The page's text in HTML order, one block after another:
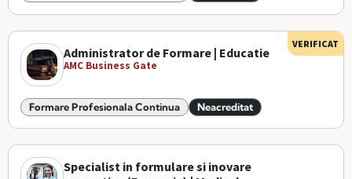
Administrator de Formare | Educatie
AMC Business Gate
Formare Profesionala Continua Neacreditat
VERIFICAT
Specialist in formulare si inovare